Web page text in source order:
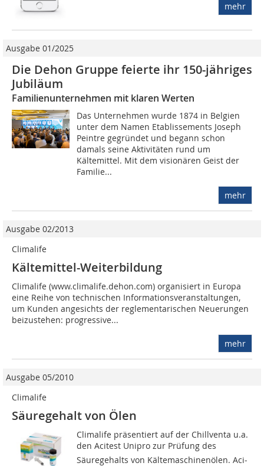
mehr
Ausgabe 01/2025
Die Dehon Gruppe feierte ihr 150-jähriges
Jubiläum
Familienunternehmen mit klaren Werten
Das Unternehmen wurde 1874 in Belgien
unter dem Namen Etablissements Joseph
Peintre gegründet und begann schon
damals seine Aktivitäten rund um
Kältemittel. Mit dem visionären Geist der
Familie...
mehr
Ausgabe 02/2013
Climalife
Kältemittel-Weiterbildung
Climalife (www.climalife.dehon.com) organisiert in Europa
eine Reihe von technischen Informationsveranstaltungen,
um Kunden angesichts der reglementarischen Neuerungen
beizustehen: progressive...
mehr
Ausgabe 05/2010
Climalife
Säuregehalt von Ölen
Climalife präsentiert auf der Chillventa u.a.
den Acitest Unipro zur Prüfung des
Säuregehalts von Kältemaschinenölen. Aci­